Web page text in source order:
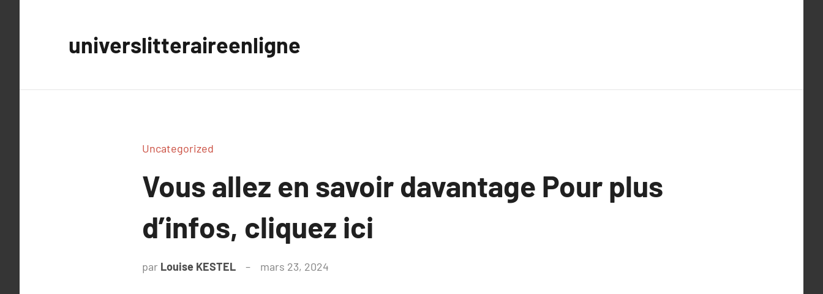
universlitteraireenligne
Uncategorized
Vous allez en savoir davantage Pour plus
d’infos, cliquez ici
par Louise KESTEL mars 23, 2024